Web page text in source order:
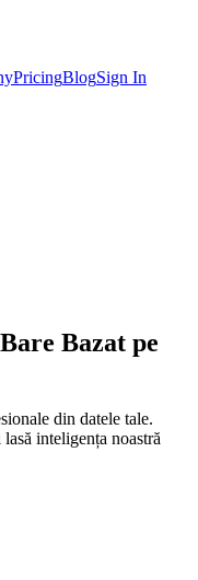
PricingBlogSign In
Bazat pe
din datele tale.
inteligența noastră